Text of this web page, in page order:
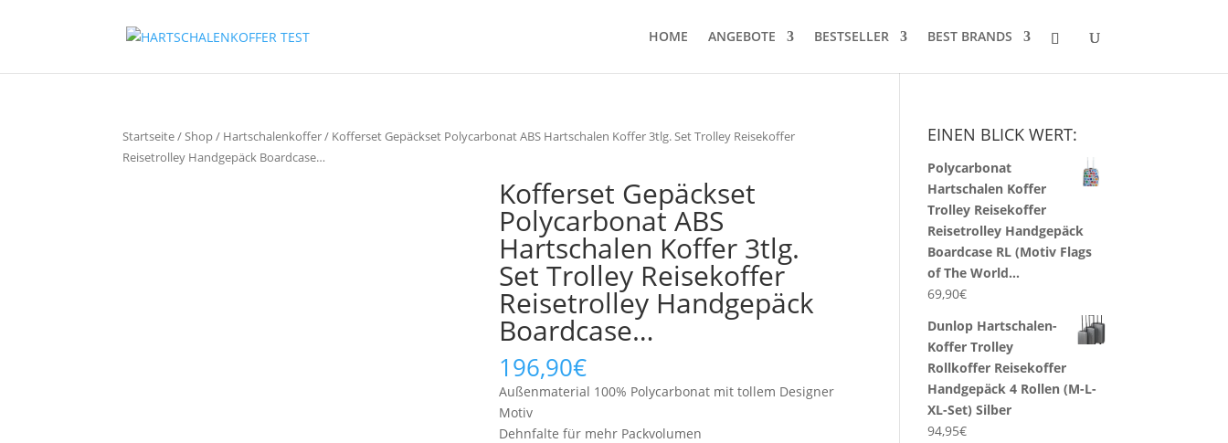
HOME ANGEBOTE BESTSELLER BEST BRANDS
Startseite/Shop/ Hartschalenkoffer/ Kofferset Gepäckset Polycarbonat ABS Hartschalen Koffer 3tlg. Set Trolley Reisekoffer
Reisetrolley Handgepäck Boardcase…
Kofferset Gepäckset
Polycarbonat ABS
Hartschalen Koffer 3tlg.
Set Trolley Reisekoffer
Reisetrolley Handgepäck
Boardcase…
196,90€
Außenmaterial 100% Polycarbonat mit tollem Designer
Motiv
Dehnfalte für mehr Packvolumen
EINEN BLICK WERT:
Polycarbonat
Hartschalen Koffer
Trolley Reisekoffer
Reisetrolley Handgepäck
Boardcase RL (Motiv Flags
of The World…
69,90€
Dunlop Hartschalen-
Koffer Trolley
Rollkoffer Reisekoffer
Handgepäck 4 Rollen (M-L-
XL-Set) Silber
94,95€